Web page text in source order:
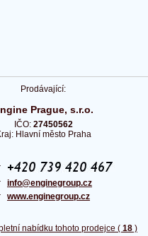
Prodávající:
Prague, s.r.o.
IČO: 27450562
Hlavní město Praha
info@enginegroup.cz
www.enginegroup.cz
nabídku tohoto prodejce ( 18 )